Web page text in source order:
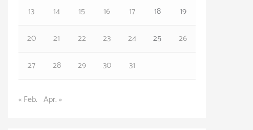
13
14 15 16 17 18
19
20
21 22 23 24 25
26
27
28 29 30 31
« Feb. Apr. »